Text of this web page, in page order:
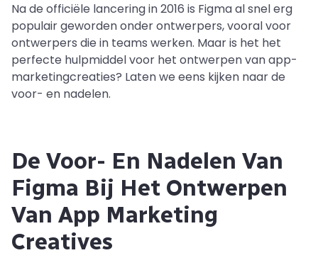
Na de officiële lancering in 2016 is Figma al snel erg
populair geworden onder ontwerpers, vooral voor
ontwerpers die in teams werken. Maar is het het
perfecte hulpmiddel voor het ontwerpen van app-
marketingcreaties? Laten we eens kijken naar de
voor- en nadelen.
De Voor- En Nadelen Van
Figma Bij Het Ontwerpen
Van App Marketing
Creatives